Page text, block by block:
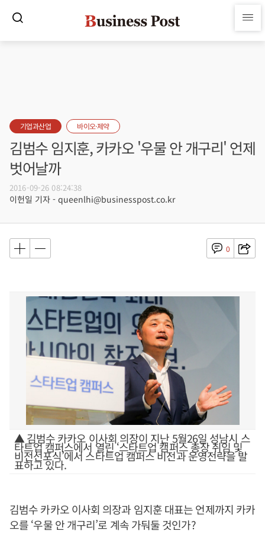
기업과산업 바이오·제약
김범수 임지훈, 카카오 '우물 안 개구리' 언제
벗어날까
2016-09-26 08:24:38
이헌일 기자 - queenlhi@businesspost.co.kr
0
▲ 김범수 카카오 이사회 의장이 지난 5월26일 성남시 스
타트업 캠퍼스에서 열린 ‘스타트업 캠퍼스 총장 취임 및
비전선포식’에서 스타트업 캠퍼스 비전과 운영전략을 발
표하고 있다.
김범수 카카오 이사회 의장과 임지훈 대표는 언제까지 카카
오를 ‘우물 안 개구리’로 계속 가둬둘 것인가?